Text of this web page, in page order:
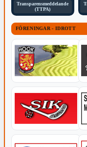
Transparensmeddelande
(TTPA)
FÖRENINGAR - IDROTT